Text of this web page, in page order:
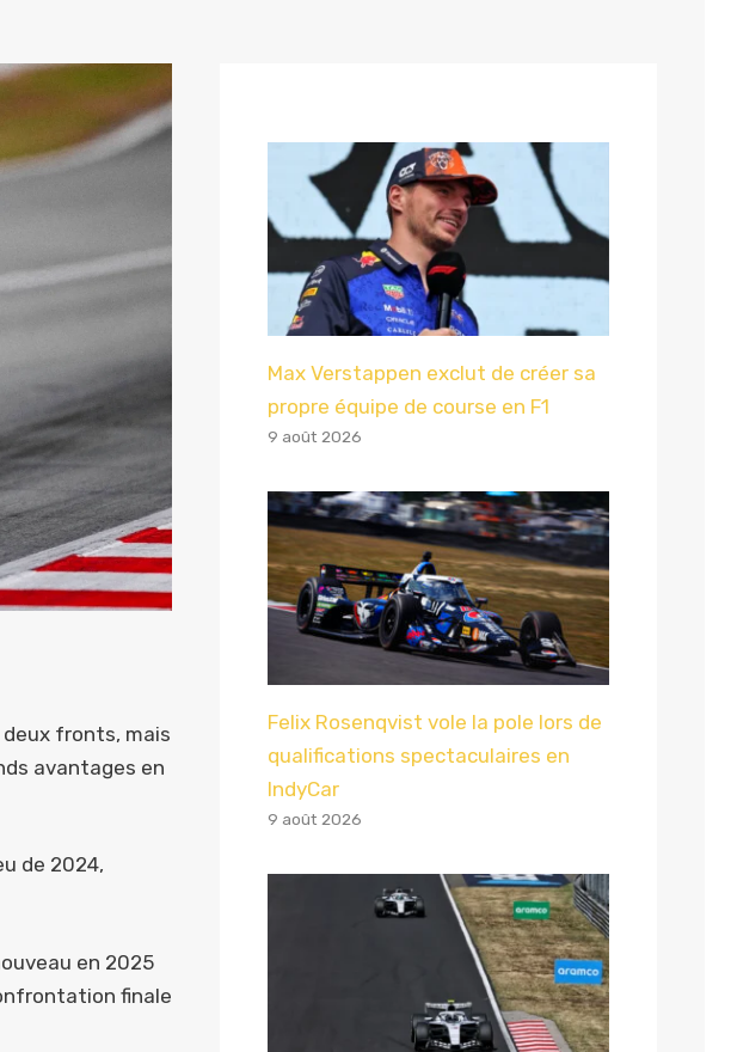
deux fronts, mais
avantages en
de 2024,
en 2025
finale
Max Verstappen exclut de créer sa
propre équipe de course en F1
9 août 2026
Felix Rosenqvist vole la pole lors de
qualifications spectaculaires en
IndyCar
9 août 2026